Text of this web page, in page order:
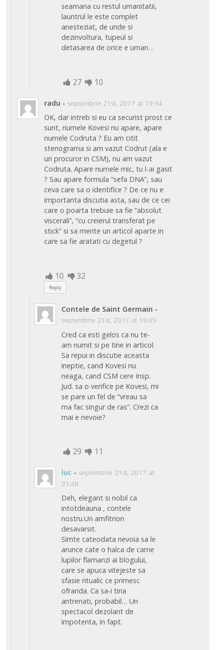
seamana cu restul umanitatii,
launtrul le este complet
anesteziat, de unde si
dezinvoltura, tupeul si
detasarea de orice e uman…
27 10
radu - septembrie 21st, 2017 at 19:34
OK, dar intreb si eu ca securist prost ce
sunt, numele Kovesi nu apare, apare
numele Codruta ? Eu am citit
stenograma si am vazut Codrut (ala e
un procuror in CSM), nu am vazut
Codruta. Apare numele mic, tu l-ai gasit
? Sau apare formula “sefa DNA”, sau
ceva care sa o identifice ? De ce nu e
importanta discutia asta, sau de ce cei
care o poarta trebuie sa fie “absolut
viscerali”, “cu creierul transferat pe
stick” si sa merite un articol aparte in
care sa fie aratati cu degetul ?
10 32
Reply
Contele de Saint Germain -
septembrie 21st, 2017 at 19:45
Cred ca esti gelos ca nu te-
am numit si pe tine in articol.
Sa repui in discutie aceasta
ineptie, cand Kovesi nu
neaga, cand CSM cere Insp.
Jud. sa o verifice pe Kovesi, mi
se pare un fel de “vreau sa
ma fac singur de ras”. Crezi ca
mai e nevoie?
29 11
luc - septembrie 21st, 2017 at
21:48
Deh, elegant si nobil ca
intotdeauna , contele
nostru.Un amfitrion
desavarsit.
Simte cateodata nevoia sa le
arunce cate o halca de carne
lupilor flamanzi ai blogului,
care se apuca vitejeste sa
sfasie ritualic ce primesc
ofranda. Ca sa-i tina
antrenati, probabil… Un
spectacol dezolant de
impotenta, in fapt.